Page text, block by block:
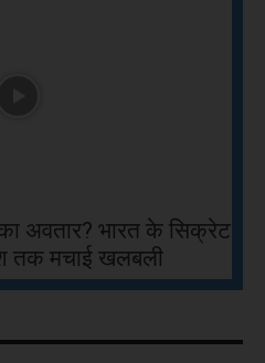
अवतार? भारत के सिक्रेट
तक मचाई खलबली